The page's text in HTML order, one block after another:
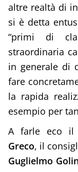
altre realtà di
si è detta
“primi di
straordinaria
in generale di
fare
la rapida
esempio per
A farle eco il
Greco, il
Guglielmo